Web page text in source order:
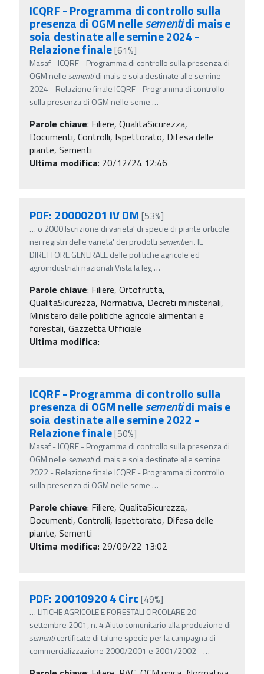
ICQRF - Programma di controllo sulla
presenza di OGM nellesementidi mais e
soia destinate alle semine 2024 -
Relazione finale[61%]
Masaf - ICQRF - Programma di controllo sulla presenza di
OGM nelle sementidi mais e soia destinate alle semine
2024 - Relazione finale ICQRF - Programma di controllo
sulla presenza di OGM nelle seme …
Parole chiave: Filiere, QualitaSicurezza,
Documenti, Controlli, Ispettorato, Difesa delle
piante, Sementi
Ultima modifica: 20/12/24 12:46
PDF: 20000201 IV DM [53%]
… o 2000 Iscrizione di varieta' di specie di piante orticole
nei registri delle varieta' dei prodotti sementieri. IL
DIRETTORE GENERALE delle politiche agricole ed
agroindustriali nazionali Vista la leg…
Parole chiave: Filiere, Ortofrutta,
QualitaSicurezza, Normativa, Decreti ministeriali,
Ministero delle politiche agricole alimentari e
forestali, Gazzetta Ufficiale
Ultima modifica:
ICQRF - Programma di controllo sulla
presenza di OGM nellesementidi mais e
soia destinate alle semine 2022 -
Relazione finale[50%]
Masaf - ICQRF - Programma di controllo sulla presenza di
OGM nelle sementidi mais e soia destinate alle semine
2022 - Relazione finale ICQRF - Programma di controllo
sulla presenza di OGM nelle seme …
Parole chiave: Filiere, QualitaSicurezza,
Documenti, Controlli, Ispettorato, Difesa delle
piante, Sementi
Ultima modifica: 29/09/22 13:02
PDF: 20010920 4 Circ[49%]
… LITICHE AGRICOLE E FORESTALI CIRCOLARE 20
settembre 2001, n. 4 Aiuto comunitario alla produzione di
sementicertificate di talune specie per la campagna di
commercializzazione 2000/2001 e 2001/2002 -…